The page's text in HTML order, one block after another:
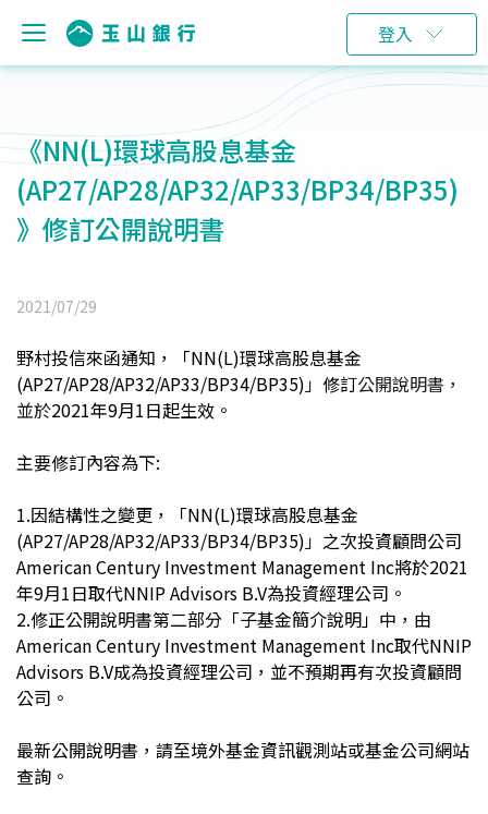
登入
《NN(L)環球高股息基金
(AP27/AP28/AP32/AP33/BP34/BP35)
》修訂公開說明書
2021/07/29
野村投信來函通知，「NN(L)環球高股息基金
(AP27/AP28/AP32/AP33/BP34/BP35)」 修訂公開說明書，
並於2021年9月1日起生效。
主要修訂內容為下:
1.因結構性之變更，「NN(L)環球高股息基金
(AP27/AP28/AP32/AP33/BP34/BP35)」 之次投資顧問公司
American Century Investment Management Inc將於2021
年9月1日取代NNIP Advisors B.V為投資經理公司。
2.修正公開說明書第二部分「子基金簡介說明」中，由
American Century Investment Management Inc取代NNIP
Advisors B.V成為投資經理公司，並不預期再有次投資顧問
公司。
最新公開說明書，請至境外基金資訊觀測站或基金公司網站
查詢。